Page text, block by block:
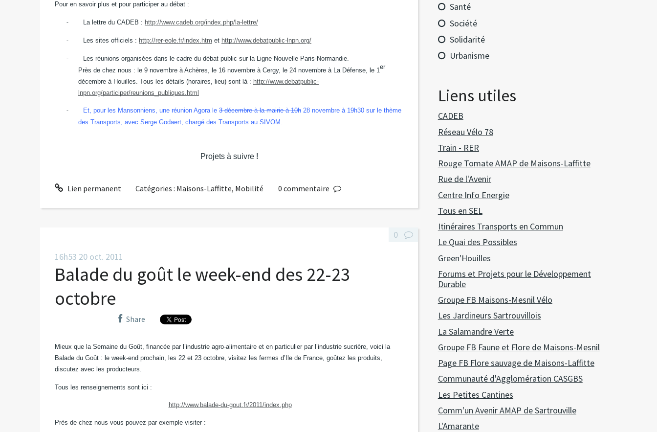
Pour en savoir plus et pour participer au débat :
- La lettre du CADEB : http://www.cadeb.org/index.php/la-lettre/
- Les sites officiels : http://rer-eole.fr/index.htm et http://www.debatpublic-lnpn.org/
-
Les réunions organisées dans le cadre du débat public sur la Ligne Nouvelle Paris-Normandie.
Près de chez nous : le 9 novembre à Achères, le 16 novembre à Cergy, le 24 novembre à La Défense, le 1er
décembre à Houilles. Tous les détails (horaires, lieu) sont là : http://www.debatpublic-
lnpn.org/participer/reunions_publiques.html
- Et, pour les Mansonniens, une réunion Agora le 3 décembre à la mairie à 10h 28 novembre à 19h30 sur le thème
des Transports, avec Serge Godaert, chargé des Transports au SIVOM.
Projets à suivre !
Lien permanent Catégories : Maisons-Laffitte, Mobilité 0 commentaire
16h53 20 oct. 2011
Balade du goût le week-end des 22-23
octobre
Share
Mieux que la Semaine du Goût, financée par l’industrie agro-alimentaire et en particulier par l’industrie sucrière, voici la
Balade du Goût : le week-end prochain, les 22 et 23 octobre, visitez les fermes d’Ile de France, goûtez les produits,
discutez avec les producteurs.
Tous les renseignements sont ici :
http://www.balade-du-gout.fr/2011/index.php
Près de chez nous vous pouvez par exemple visiter :
0
Santé
Société
Solidarité
Urbanisme
Liens utiles
CADEB
Réseau Vélo 78
Train - RER
Rouge Tomate AMAP de Maisons-Laffitte
Rue de l'Avenir
Centre Info Energie
Tous en SEL
Itinéraires Transports en Commun
Le Quai des Possibles
Green'Houilles
Forums et Projets pour le Développement
Durable
Groupe FB Maisons-Mesnil Vélo
Les Jardineurs Sartrouvillois
La Salamandre Verte
Groupe FB Faune et Flore de Maisons-Mesnil
Page FB Flore sauvage de Maisons-Laffitte
Communauté d'Agglomération CASGBS
Les Petites Cantines
Comm'un Avenir AMAP de Sartrouville
L'Amarante